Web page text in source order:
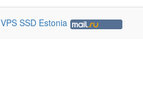
VPS SSD Estonia